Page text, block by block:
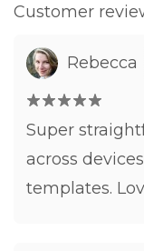
Customer
Rebecca
Super
across
templates.